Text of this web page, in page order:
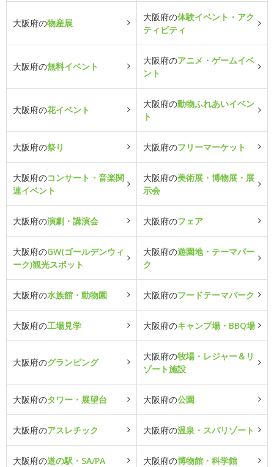
大阪府の物産展
大阪府の体験イベント・アク
ティビティ
大阪府の無料イベント
大阪府のアニメ・ゲームイベ
ント
大阪府の花イベント
大阪府の動物ふれあいイベン
ト
大阪府の祭り 大阪府のフリーマーケット
大阪府のコンサート・音楽関
連イベント
大阪府の美術展・博物展・展
示会
大阪府の演劇・講演会 大阪府のフェア
大阪府のGW(ゴールデンウィ
ーク)観光スポット
大阪府の遊園地・テーマパー
ク
大阪府の水族館・動物園 大阪府のフードテーマパーク
大阪府の工場見学 大阪府のキャンプ場・BBQ場
大阪府のグランピング
大阪府の牧場・レジャー＆リ
ゾート施設
大阪府のタワー・展望台 大阪府の公園
大阪府のアスレチック 大阪府の温泉・スパリゾート
大阪府の道の駅・SA/PA 大阪府の博物館・科学館